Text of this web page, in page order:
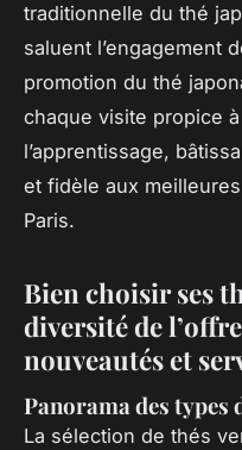
traditionnelle du thé
saluent l’engagement
promotion du thé
chaque visite propice
l’apprentissage,
et fidèle aux
Paris.
Bien choisir ses
diversité de
nouveautés et
Panorama des types
La sélection de thés